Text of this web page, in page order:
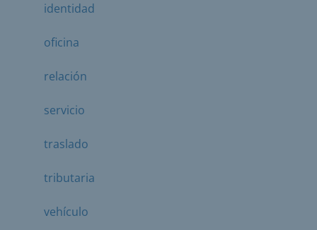
identidad
oficina
relación
servicio
traslado
tributaria
vehículo